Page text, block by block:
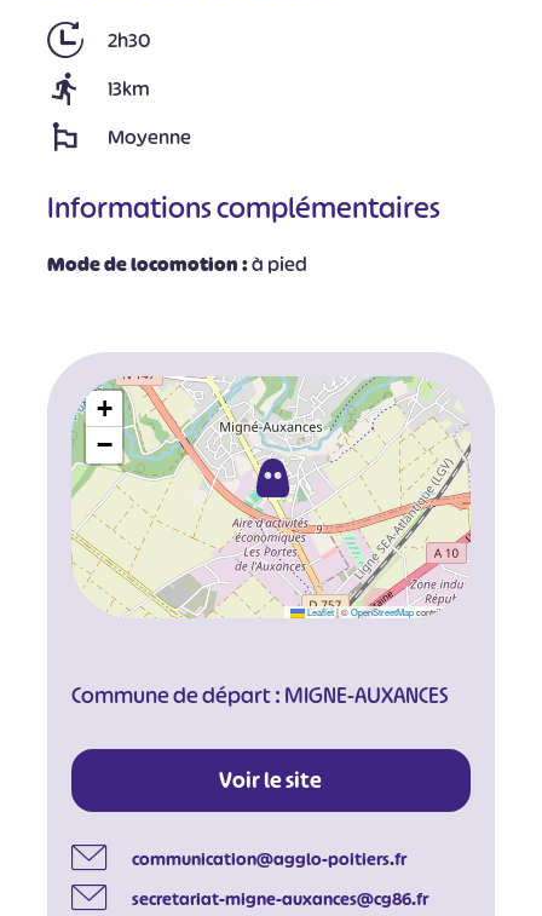
2h30
13km
Moyenne
Informations complémentaires
Mode de locomotion :à pied
+
−
Leaflet |©OpenStreetMapcontributors
Commune de départ : MIGNE-AUXANCES
Voir le site
communication@agglo-poitiers.fr
secretariat-migne-auxances@cg86.fr